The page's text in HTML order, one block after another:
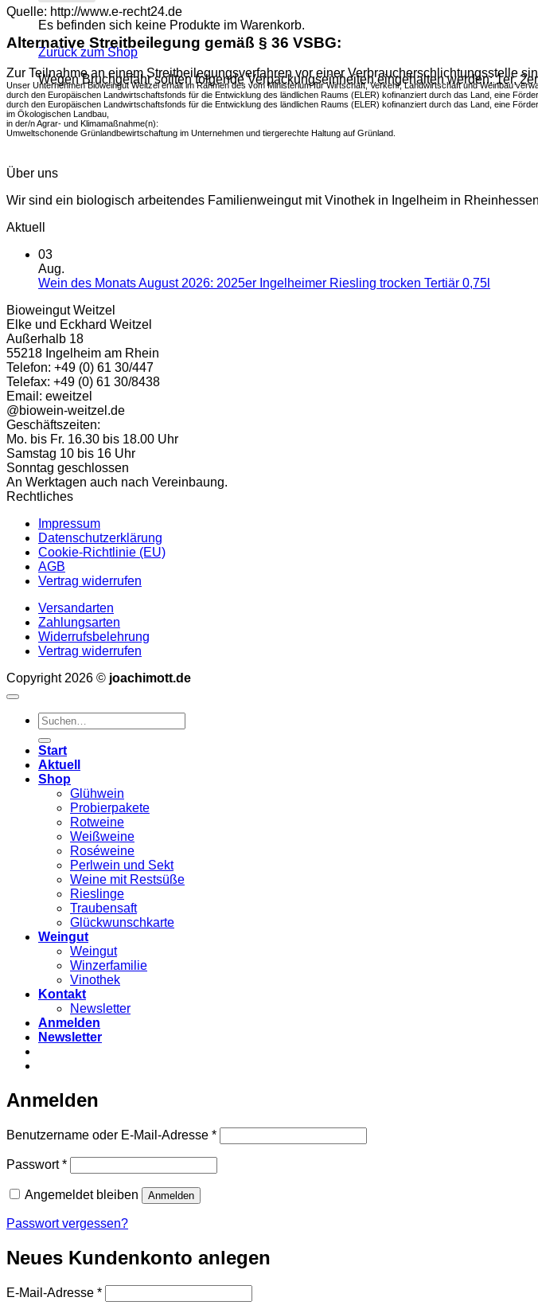
Es befinden sich keine Produkte im Warenkorb.
Zurück zum Shop
Wegen Bruchgefahr sollten folgende Verpackungseinheiten eingehalten werden: 1er,
Quelle: http://www.e-recht24.de
Alternative Streitbeilegung gemäß § 36 VSBG:
Zur Teilnahme an einem Streitbeilegungsverfahren vor einer Verbraucherschlichtungsstelle
Unser Unternehmen Bioweingut Weitzel erhält im Rahmen des vom Ministerium für Wirtschaft, Verkehr, Landwirtschaft und Weinbau
durch den Europäischen Landwirtschaftsfonds für die Entwicklung des ländlichen Raums (ELER) kofinanziert durch das Land, eine
durch den Europäischen Landwirtschaftsfonds für die Entwicklung des ländlichen Raums (ELER) kofinanziert durch das Land, eine
im Ökologischen Landbau,
in der/n Agrar- und Klimamaßnahme(n):
Umweltschonende Grünlandbewirtschaftung im Unternehmen und tiergerechte Haltung auf Grünland.
Über uns
Wir sind ein biologisch arbeitendes Familienweingut mit Vinothek in Ingelheim in
Aktuell
03
Aug.
Wein des Monats August 2026: 2025er Ingelheimer Riesling trocken Tertiär 0,75l
Bioweingut Weitzel
Elke und Eckhard Weitzel
Außerhalb 18
55218 Ingelheim am Rhein
Telefon: +49 (0) 61 30/447
Telefax: +49 (0) 61 30/8438
Email: eweitzel
@biowein-weitzel.de
Geschäftszeiten:
Mo. bis Fr. 16.30 bis 18.00 Uhr
Samstag 10 bis 16 Uhr
Sonntag geschlossen
An Werktagen auch nach Vereinbaung.
Rechtliches
Impressum
Datenschutzerklärung
Cookie-Richtlinie (EU)
AGB
Vertrag widerrufen
Versandarten
Zahlungsarten
Widerrufsbelehrung
Vertrag widerrufen
Copyright 2026 © joachimott.de
Suchen
nach:
Start
Aktuell
Shop
Glühwein
Probierpakete
Rotweine
Weißweine
Roséweine
Perlwein und Sekt
Weine mit Restsüße
Rieslinge
Traubensaft
Glückwunschkarte
Weingut
Weingut
Winzerfamilie
Vinothek
Kontakt
Newsletter
Anmelden
Newsletter
Anmelden
Benutzername oder E-Mail-Adresse *Erforderlich
Passwort*Erforderlich
Angemeldet bleiben Anmelden
Passwort vergessen?
Neues Kundenkonto anlegen
E-Mail-Adresse *Erforderlich